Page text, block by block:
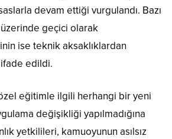
devam ettiği vurgulandı. Bazı
geçici olarak
ise teknik aksaklıklardan
edildi.
eğitimle ilgili herhangi bir yeni
değişikliği yapılmadığına
yetkilileri, kamuoyunun asılsız